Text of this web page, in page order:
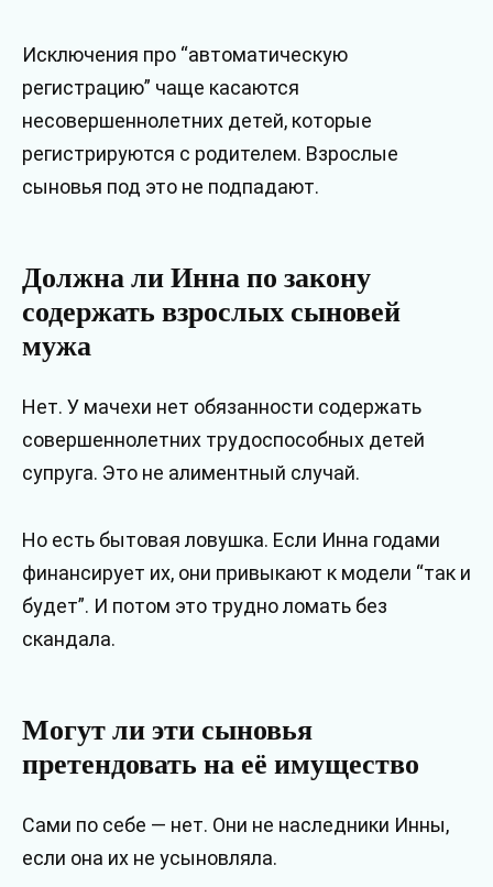
Исключения про “автоматическую
регистрацию” чаще касаются
несовершеннолетних детей, которые
регистрируются с родителем. Взрослые
сыновья под это не подпадают.
Должна ли Инна по закону
содержать взрослых сыновей
мужа
Нет. У мачехи нет обязанности содержать
совершеннолетних трудоспособных детей
супруга. Это не алиментный случай.
Но есть бытовая ловушка. Если Инна годами
финансирует их, они привыкают к модели “так и
будет”. И потом это трудно ломать без
скандала.
Могут ли эти сыновья
претендовать на её имущество
Сами по себе — нет. Они не наследники Инны,
если она их не усыновляла.